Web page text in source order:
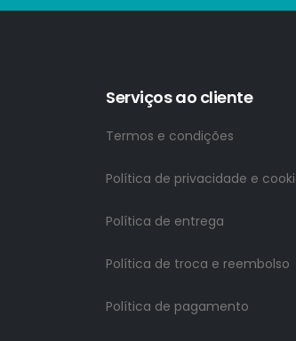
Serviços ao cliente
Termos e condições
Política de privacidade e
Política de entrega
Política de troca e reembolso
Política de pagamento